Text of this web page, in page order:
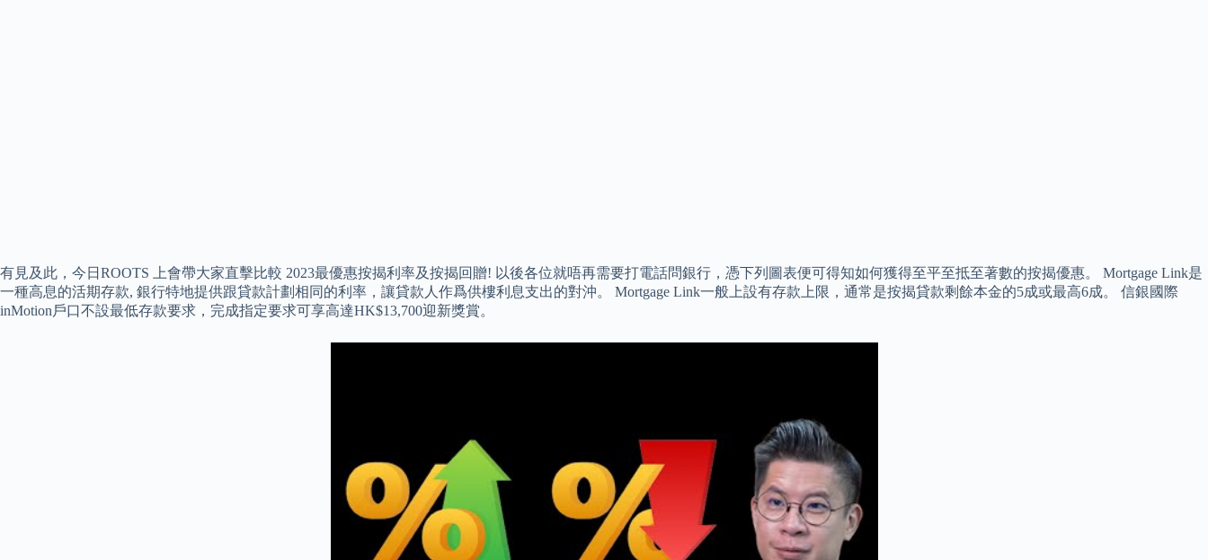
有見及此，今日ROOTS 上會帶大家直擊比較 2023最優惠按揭利率及按揭回贈! 以後各位就唔再需要打電話問銀行，憑下列圖表便可得知如何獲得至平至抵至著數的按揭優惠。 Mortgage Link是
一種高息的活期存款, 銀行特地提供跟貸款計劃相同的利率，讓貸款人作爲供樓利息支出的對沖。 Mortgage Link一般上設有存款上限，通常是按揭貸款剩餘本金的5成或最高6成。 信銀國際
inMotion戶口不設最低存款要求，完成指定要求可享高達HK$13,700迎新獎賞。